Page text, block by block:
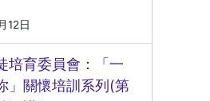
12日
培育委員會：「一
」關懷培訓系列(第